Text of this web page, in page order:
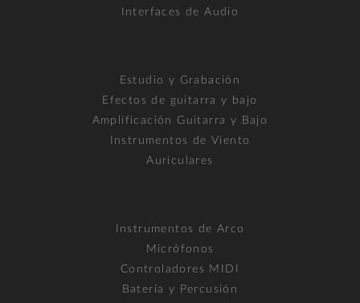
Interfaces de Audio
Estudio y Grabación
Efectos de guitarra y bajo
Amplificación Guitarra y Bajo
Instrumentos de Viento
Auriculares
Instrumentos de Arco
Micrófonos
Controladores MIDI
Batería y Percusión